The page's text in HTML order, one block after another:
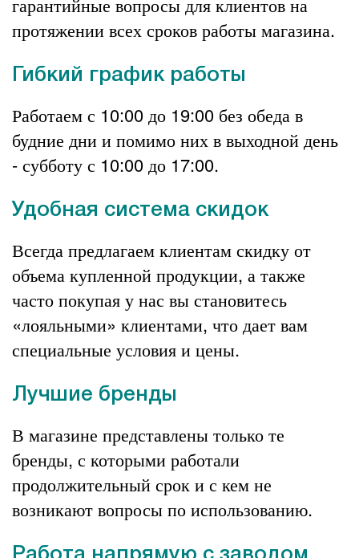
протяжении всех сроков работы магазина.
Гибкий график работы
Работаем с 10:00 до 19:00 без обеда в
будние дни и помимо них в выходной день
- субботу с 10:00 до 17:00.
Удобная система скидок
Всегда предлагаем клиентам скидку от
объема купленной продукции, а также
часто покупая у нас вы становитесь
«лояльными» клиентами, что дает вам
специальные условия и цены.
Лучшие бренды
В магазине представлены только те
бренды, с которыми работали
продолжительный срок и с кем не
возникают вопросы по использованию.